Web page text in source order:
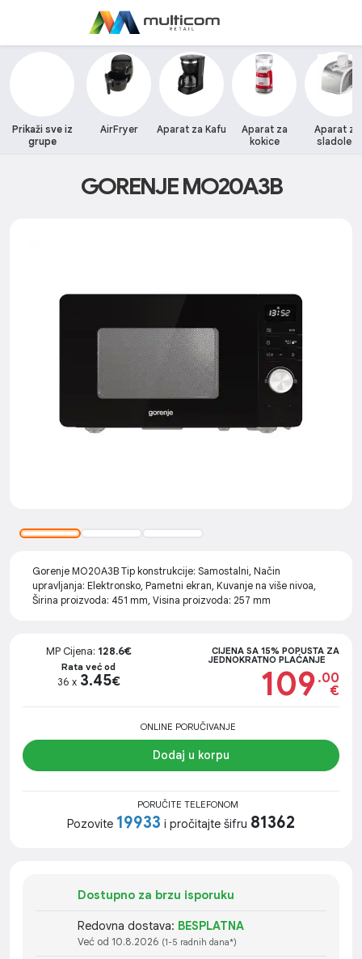
Prikaži sve iz
grupe
AirFryer Aparat za Kafu
Aparat za
kokice
Aparat za
sladoled
GORENJE MO20A3B
Gorenje MO20A3B Tip konstrukcije: Samostalni, Način
upravljanja: Elektronsko, Pametni ekran, Kuvanje na više nivoa,
Širina proizvoda: 451 mm, Visina proizvoda: 257 mm
MP Cijena: 128.6€
Rata već od
36 x 3.45€
CIJENA SA 15% POPUSTA ZA
JEDNOKRATNO PLAĆANJE
109 .00
€
ONLINE PORUČIVANJE
Dodaj u korpu
PORUČITE TELEFONOM
Pozovite 19933 i pročitajte šifru 81362
Dostupno za brzu isporuku
Redovna dostava: BESPLATNA
Već od 10.8.2026 (1-5 radnih dana*)